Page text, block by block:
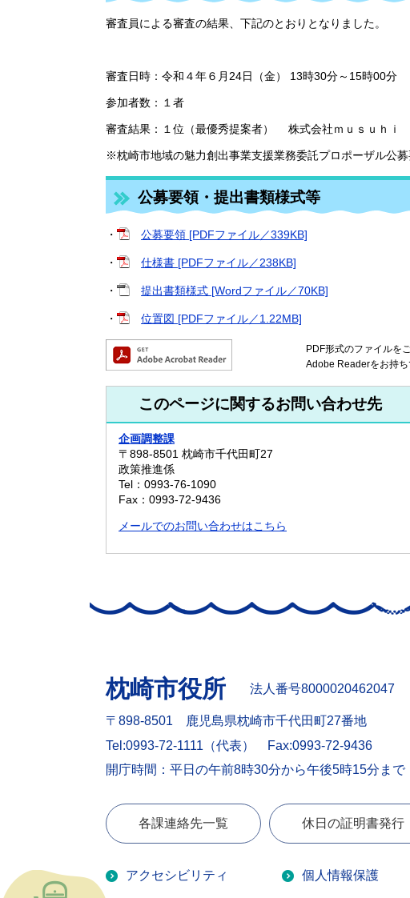
審査員による審査の結果、下記のとおりとなりました。
審査日時：令和４年６月24日（金） 13時30分～15時00分
参加者数：１者
審査結果：１位（最優秀提案者） 株式会社ｍｕｓｕｈｉ
※枕崎市地域の魅力創出事業支援業務委託プロポーザル公
公募要領・提出書類様式等
・ 公募要領 [PDFファイル／339KB]
・ 仕様書 [PDFファイル／238KB]
・ 提出書類様式 [Wordファイル／70KB]
・ 位置図 [PDFファイル／1.22MB]
PDF形式のファイルを
Adobe Readerをお持
このページに関するお問い合わせ先
企画調整課
〒898-8501 枕崎市千代田町27
政策推進係
Tel：0993-76-1090
Fax：0993-72-9436
メールでのお問い合わせはこちら
枕崎市役所 法人番号8000020462047
〒898-8501 鹿児島県枕崎市千代田町27番地
Tel:0993-72-1111（代表）
Fax:0993-72-9436
開庁時間：平日の午前8時30分から午後5時15分まで
各課連絡先一覧 休日の証明書発行
アクセシビリティ 個人情報保護